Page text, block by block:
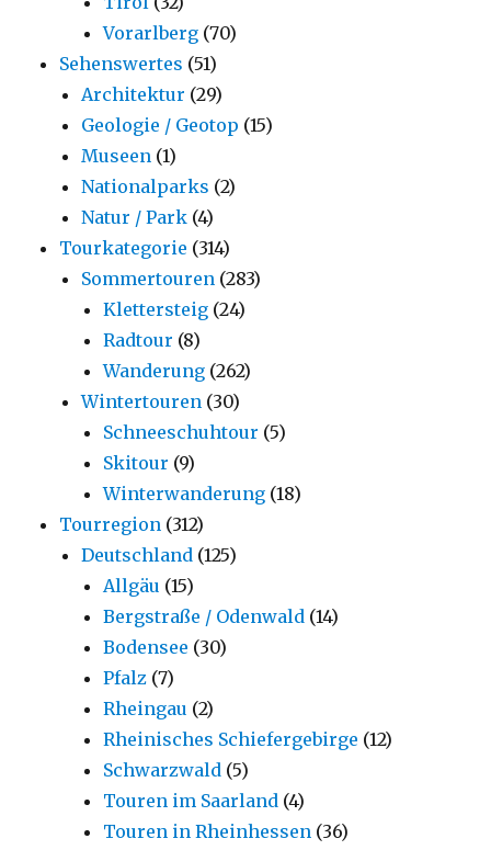
Vorarlberg (70)
Sehenswertes (51)
Architektur (29)
Geologie / Geotop (15)
Museen (1)
Nationalparks (2)
Natur / Park (4)
Tourkategorie (314)
Sommertouren (283)
Klettersteig (24)
Radtour (8)
Wanderung (262)
Wintertouren (30)
Schneeschuhtour (5)
Skitour (9)
Winterwanderung (18)
Tourregion (312)
Deutschland (125)
Allgäu (15)
Bergstraße / Odenwald (14)
Bodensee (30)
Pfalz (7)
Rheingau (2)
Rheinisches Schiefergebirge (12)
Schwarzwald (5)
Touren im Saarland (4)
Touren in Rheinhessen (36)